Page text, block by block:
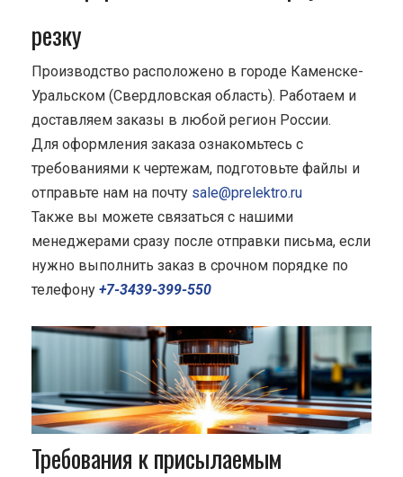
резку
Производство расположено в городе Каменске-
Уральском (Свердловская область). Работаем и
доставляем заказы в любой регион России.
Для оформления заказа ознакомьтесь с
требованиями к чертежам, подготовьте файлы и
отправьте нам на почту sale@prelektro.ru
Также вы можете связаться с нашими
менеджерами сразу после отправки письма, если
нужно выполнить заказ в срочном порядке по
телефону +7-3439-399-550
Требования к присылаемым